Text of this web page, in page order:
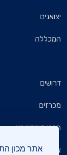
אתר מכון
יצואנים
המכללה
דרושים
מכרזים
חברי דירקטוריון
צרו קשר